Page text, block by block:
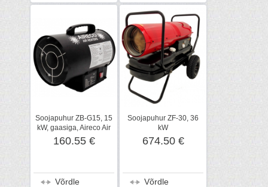
Soojapuhur ZB-G15, 15
kW, gaasiga, Aireco Air
Heaters
160.55 €
Võrdle
Soojapuhur ZF-30, 36
kW
674.50 €
Võrdle